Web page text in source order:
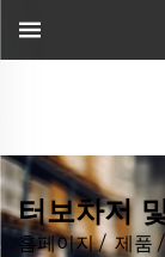
터보차저
홈페이지/제품 /